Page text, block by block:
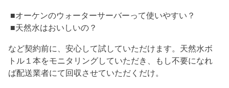
■オーケンのウォーターサーバーって使いやすい？
■天然水はおいしいの？
など契約前に、安心して試していただけます。天然水ボ
トル１本をモニタリングしていただき、もし不要になれ
ば配送業者にて回収させていただくだけ。